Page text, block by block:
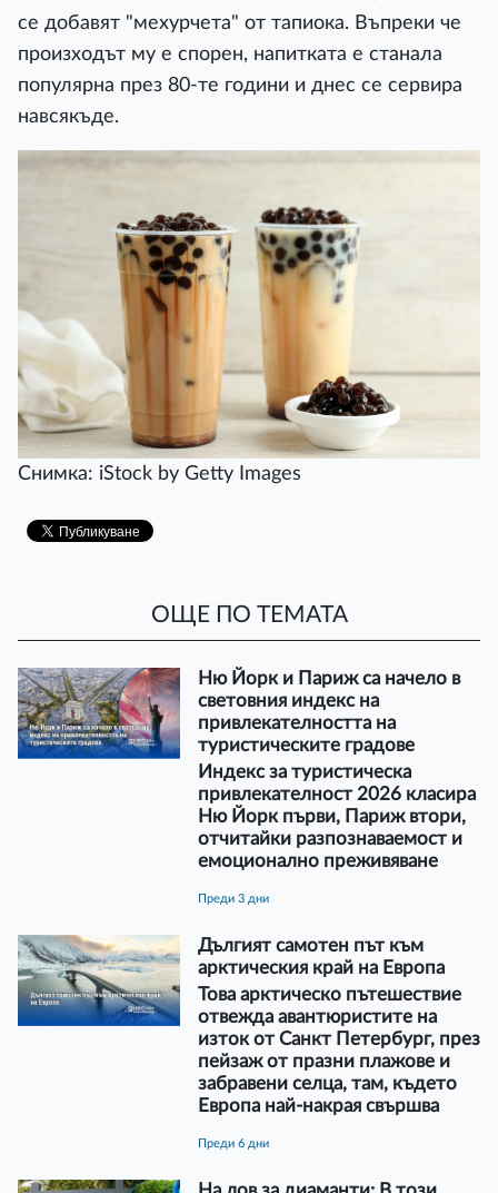
се добавят "мехурчета" от тапиока. Въпреки че
произходът му е спорен, напитката е станала
популярна през 80-те години и днес се сервира
навсякъде.
Снимка: iStock by Getty Images
ОЩЕ ПО ТЕМАТА
Ню Йорк и Париж са начело в
световния индекс на
привлекателността на
туристическите градове
Индекс за туристическа
привлекателност 2026 класира
Ню Йорк първи, Париж втори,
отчитайки разпознаваемост и
емоционално преживяване
преди 3 дни
Дългият самотен път към
арктическия край на Европа
Това арктическо пътешествие
отвежда авантюристите на
изток от Санкт Петербург, през
пейзаж от празни плажове и
забравени селца, там, където
Европа най-накрая свършва
преди 6 дни